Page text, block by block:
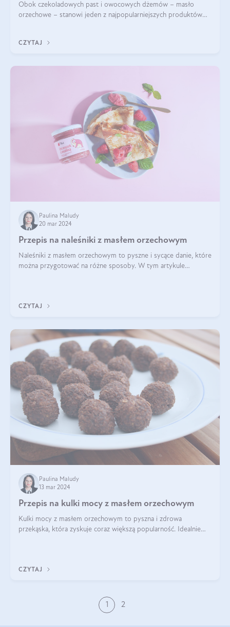
Obok czekoladowych past i owocowych dżemów – masło
orzechowe – stanowi jeden z najpopularniejszych produktów
CZYTAJ
Paulina Maludy
20 mar 2024
Przepis na naleśniki z masłem orzechowym
Naleśniki z masłem orzechowym to pyszne i sycące danie, które
można przygotować na różne sposoby. W tym artykule
CZYTAJ
Paulina Maludy
13 mar 2024
Przepis na kulki mocy z masłem orzechowym
Kulki mocy z masłem orzechowym to pyszna i zdrowa
przekąska, która zyskuje coraz większą popularność. Idealnie
CZYTAJ
1 2